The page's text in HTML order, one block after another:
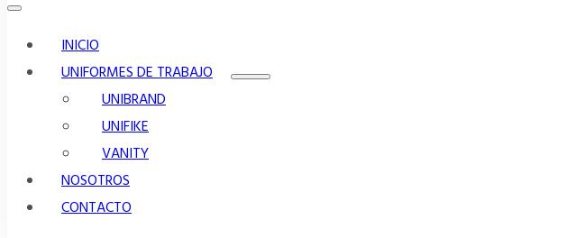
INICIO
UNIFORMES DE TRABAJO
UNIBRAND
UNIFIKE
VANITY
NOSOTROS
CONTACTO